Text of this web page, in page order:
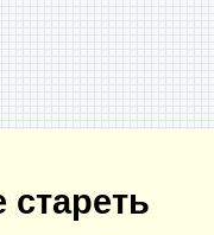
стареть